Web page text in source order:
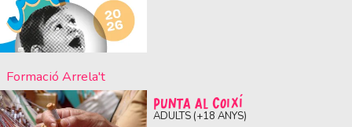
Formació Arrela't
PUNTA AL COIXÍ
ADULTS (+18 ANYS)